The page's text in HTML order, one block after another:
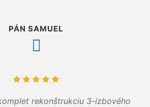
PÁN SAMUEL
rekonštrukciu 3-izbového